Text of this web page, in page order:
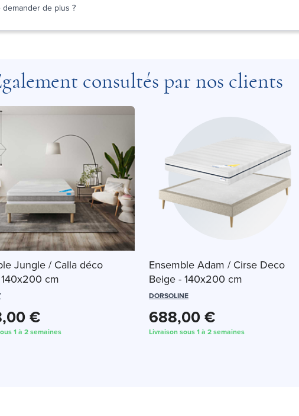
demander de plus ?
consultés par nos clients
Jungle / Calla déco
cm
€
1 à 2 semaines
Ensemble Adam / Cirse Deco
Beige - 140x200 cm
DORSOLINE
688,00 €
Livraison sous 1 à 2 semaines